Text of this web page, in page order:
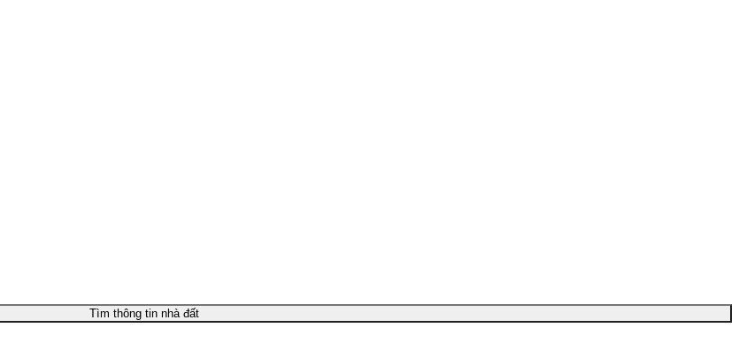
Tìm thông tin nhà đất